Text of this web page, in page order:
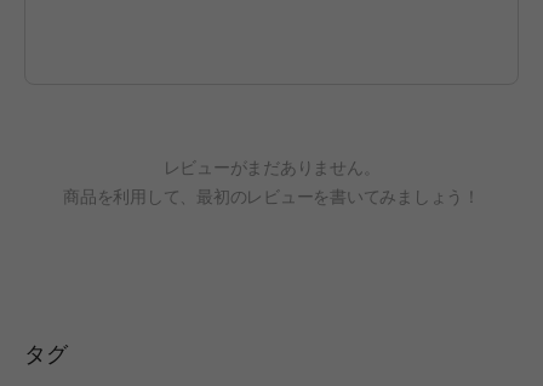
レビューがまだありません。
商品を利用して、最初のレビューを書いてみましょう！
タグ